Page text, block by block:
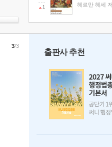
1 헤르만 헤세
3/3
출판사 추천